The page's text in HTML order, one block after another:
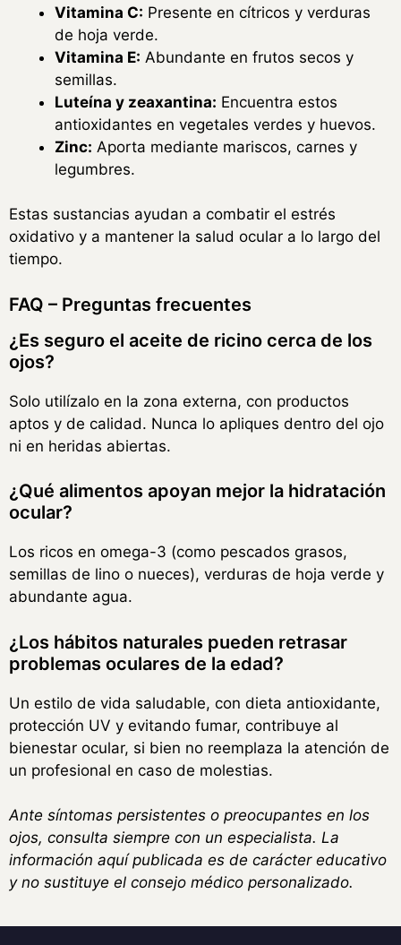
Vitamina C: Presente en cítricos y verduras
de hoja verde.
Vitamina E: Abundante en frutos secos y
semillas.
Luteína y zeaxantina: Encuentra estos
antioxidantes en vegetales verdes y huevos.
Zinc: Aporta mediante mariscos, carnes y
legumbres.
Estas sustancias ayudan a combatir el estrés
oxidativo y a mantener la salud ocular a lo largo del
tiempo.
FAQ – Preguntas frecuentes
¿Es seguro el aceite de ricino cerca de los
ojos?
Solo utilízalo en la zona externa, con productos
aptos y de calidad. Nunca lo apliques dentro del ojo
ni en heridas abiertas.
¿Qué alimentos apoyan mejor la hidratación
ocular?
Los ricos en omega-3 (como pescados grasos,
semillas de lino o nueces), verduras de hoja verde y
abundante agua.
¿Los hábitos naturales pueden retrasar
problemas oculares de la edad?
Un estilo de vida saludable, con dieta antioxidante,
protección UV y evitando fumar, contribuye al
bienestar ocular, si bien no reemplaza la atención de
un profesional en caso de molestias.
Ante síntomas persistentes o preocupantes en los
ojos, consulta siempre con un especialista. La
información aquí publicada es de carácter educativo
y no sustituye el consejo médico personalizado.